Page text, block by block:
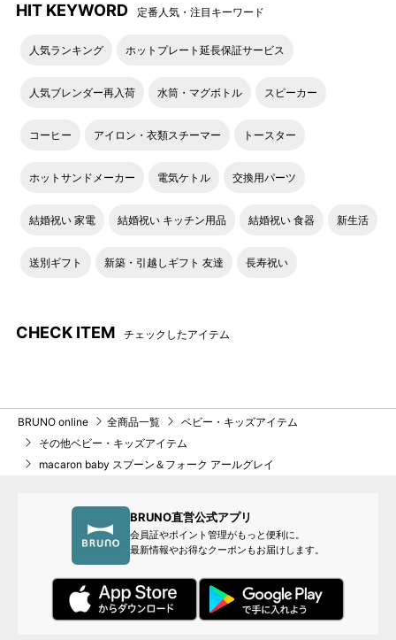
HIT KEYWORD 定番人気・注目キーワード
人気ランキング ホットプレート延長保証サービス
人気ブレンダー再入荷 水筒・マグボトル スピーカー
コーヒー アイロン・衣類スチーマー トースター
ホットサンドメーカー 電気ケトル 交換用パーツ
結婚祝い 家電 結婚祝い キッチン用品 結婚祝い 食器 新生活
送別ギフト 新築・引越しギフト 友達 長寿祝い
CHECK ITEM チェックしたアイテム
BRUNO online 全商品一覧
ベビー・キッズアイテム
その他ベビー・キッズアイテム
macaron baby スプーン＆フォーク アールグレイ
BRUNO直営公式アプリ
会員証やポイント管理がもっと便利に。
最新情報やお得なクーポンもお届けします。